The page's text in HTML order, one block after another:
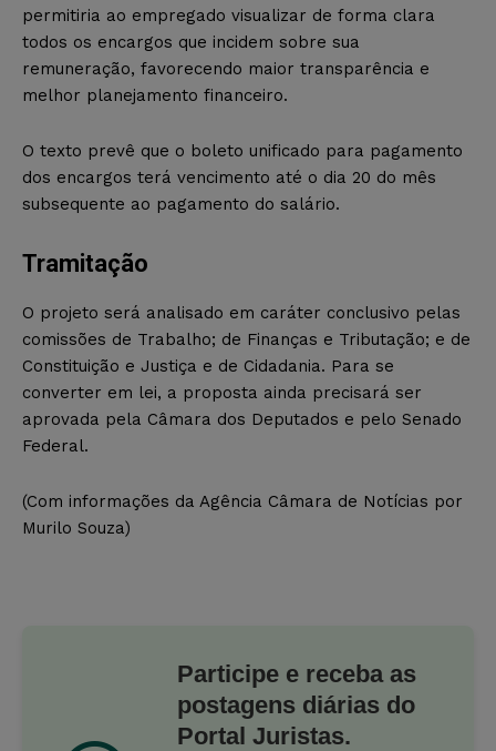
permitiria ao empregado visualizar de forma clara
todos os encargos que incidem sobre sua
remuneração, favorecendo maior transparência e
melhor planejamento financeiro.
O texto prevê que o boleto unificado para pagamento
dos encargos terá vencimento até o dia 20 do mês
subsequente ao pagamento do salário.
Tramitação
O projeto será analisado em caráter conclusivo pelas
comissões de Trabalho; de Finanças e Tributação; e de
Constituição e Justiça e de Cidadania. Para se
converter em lei, a proposta ainda precisará ser
aprovada pela Câmara dos Deputados e pelo Senado
Federal.
(Com informações da Agência Câmara de Notícias por
Murilo Souza)
Participe e receba as
postagens diárias do
Portal Juristas.